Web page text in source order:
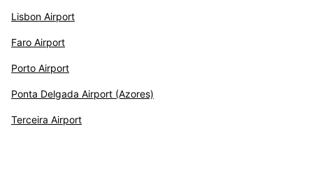
Lisbon Airport
Faro Airport
Porto Airport
Ponta Delgada Airport (Azores)
Terceira Airport